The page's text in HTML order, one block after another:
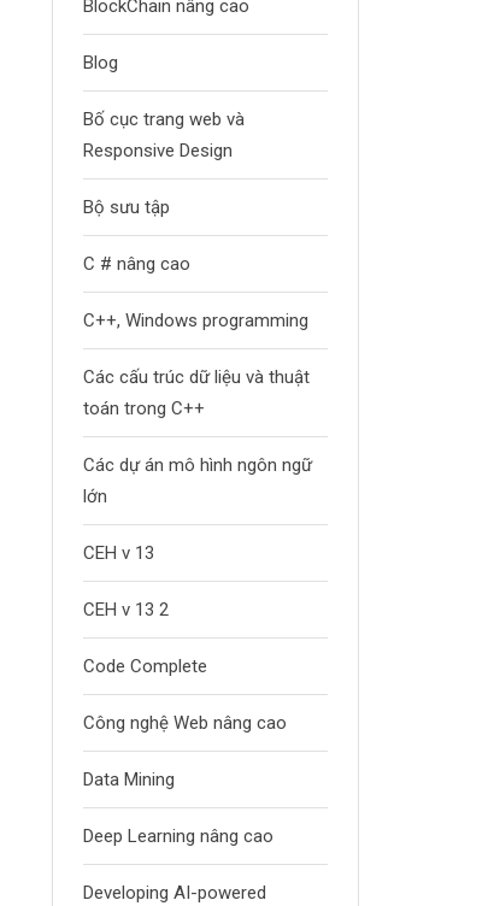
BlockChain nâng cao
Blog
Bố cục trang web và
Responsive Design
Bộ sưu tập
C # nâng cao
C++, Windows programming
Các cấu trúc dữ liệu và thuật
toán trong C++
Các dự án mô hình ngôn ngữ
lớn
CEH v 13
CEH v 13 2
Code Complete
Công nghệ Web nâng cao
Data Mining
Deep Learning nâng cao
Developing AI-powered